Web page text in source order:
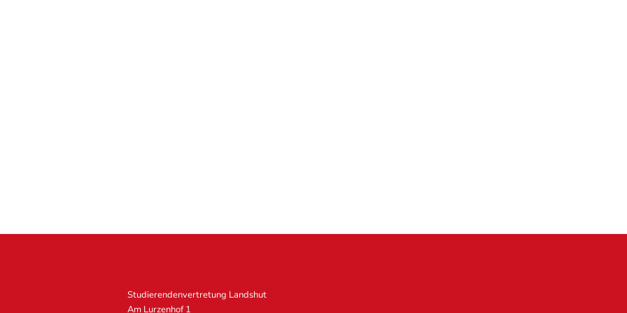
Studierendenvertretung Landshut
Am Lurzenhof 1